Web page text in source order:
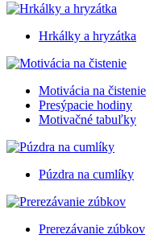
Hrkálky a hryzátka
Motivácia na čistenie
Presýpacie hodiny
Motivačné tabuľky
Púzdra na cumlíky
Prerezávanie zúbkov